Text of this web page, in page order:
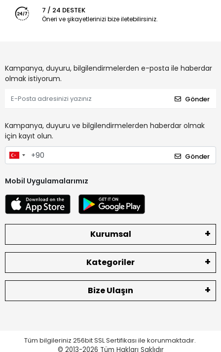
7 / 24 DESTEK
Öneri ve şikayetlerinizi bize iletebilirsiniz.
Kampanya, duyuru, bilgilendirmelerden e-posta ile haberdar
olmak istiyorum.
Gönder
Kampanya, duyuru ve bilgilendirmelerden haberdar olmak
için kayıt olun.
Gönder
Mobil Uygulamalarımız
Kurumsal
Kategoriler
Bize Ulaşın
Tüm bilgileriniz 256bit SSL Sertifikası ile korunmaktadır.
© 2013-2026 Tüm Hakları Saklıdır